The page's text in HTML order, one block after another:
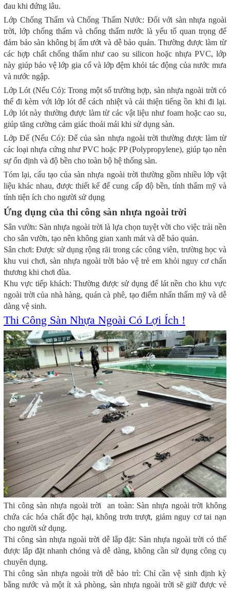
đau khi đứng lâu.
Lớp Chống Thấm và Chống Thấm Nước: Đối với sàn nhựa ngoài
trời, lớp chống thấm và chống thấm nước là yếu tố quan trọng để
đảm bảo sàn không bị ẩm ướt và dễ bảo quản. Thường được làm từ
các hợp chất chống thấm như cao su silicon hoặc nhựa PVC, lớp
này giúp bảo vệ lớp gia cố và lớp đệm khỏi tác động của nước mưa
và nước ngập.
Lớp Lót (Nếu Có): Trong một số trường hợp, sàn nhựa ngoài trời có
thể đi kèm với lớp lót để cách nhiệt và cải thiện tiếng ồn khi đi lại.
Lớp lót này thường được làm từ các vật liệu như foam hoặc cao su,
giúp tăng cường cảm giác thoải mái khi sử dụng sàn.
Lớp Đế (Nếu Có): Đế của sàn nhựa ngoài trời thường được làm từ
các loại nhựa cứng như PVC hoặc PP (Polypropylene), giúp tạo nên
sự ổn định và độ bền cho toàn bộ hệ thống sàn.
Tóm lại, cấu tạo của sàn nhựa ngoài trời thường gồm nhiều lớp vật
liệu khác nhau, được thiết kế để cung cấp độ bền, tính thẩm mỹ và
tính tiện ích cho người sử dụng
Ứng dụng của thi công sàn nhựa ngoài trời
Sân vườn: Sàn nhựa ngoài trời là lựa chọn tuyệt vời cho việc trải nền
cho sân vườn, tạo nên không gian xanh mát và dễ bảo quản.
Sân chơi: Được sử dụng rộng rãi trong các công viên, trường học và
khu vui chơi, sàn nhựa ngoài trời bảo vệ trẻ em khỏi nguy cơ chấn
thương khi chơi đùa.
Khu vực tiếp khách: Thường được sử dụng để lát nền cho khu vực
ngoài trời của nhà hàng, quán cà phê, tạo điểm nhấn thẩm mỹ và dễ
dàng vệ sinh.
Thi Công Sàn Nhựa Ngoài Có Lợi Ích !
Thi công sàn nhựa ngoài trời an toàn: Sàn nhựa ngoài trời không
chứa các hóa chất độc hại, không trơn trượt, giảm nguy cơ tai nạn
cho người sử dụng.
Thi công sàn nhựa ngoài trời dễ lắp đặt: Sàn nhựa ngoài trời có thể
được lắp đặt nhanh chóng và dễ dàng, không cần sử dụng công cụ
chuyên dụng.
Thi công sàn nhựa ngoài trời dễ bảo trì: Chỉ cần vệ sinh định kỳ
bằng nước và một ít xà phòng, sàn nhựa ngoài trời sẽ giữ được vẻ